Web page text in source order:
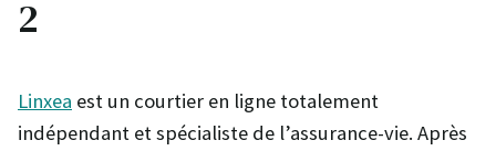
2
Linxea est un courtier en ligne totalement
indépendant et spécialiste de l’assurance-vie. Après